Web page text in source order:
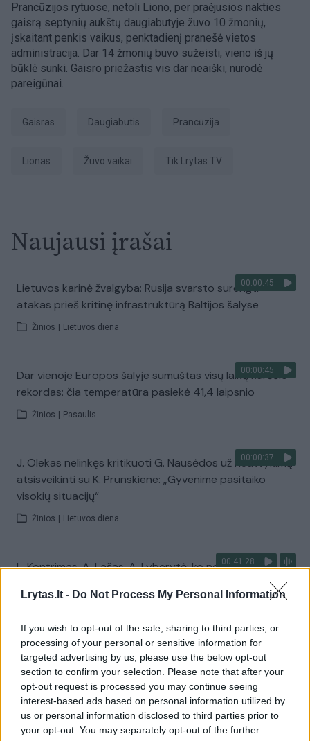
Lrytas.lt - Do Not Process My Personal Information
If you wish to opt-out of the sale, sharing to third parties, or
processing of your personal or sensitive information for
targeted advertising by us, please use the below opt-out
section to confirm your selection. Please note that after your
opt-out request is processed you may continue seeing
interest-based ads based on personal information utilized by
us or personal information disclosed to third parties prior to
your opt-out. You may separately opt-out of the further
Prancūzijos rytuose, netoli Liono, per praėjusios nakties
gaisrą septynių aukštų daugiabutyje žuvo 10 žmonių,
įskaitant penkis vaikus, penktadienį pranešė vietos
administracija. Dar 14 žmonių buvo sužeisti, vieno iš jų
būklė sunki. Gaisro priežastis vis dar neaiški, nurodė
pareigūnai.
Gaisras daugiabutis Prancūzija
Lionas žuvo vaikai tik Lrytas.TV
Naujausi įrašai
00:00:45
Lietuvos karinė žvalgyba: Rusija svarsto surengti
atakas prieš kritinę infrastruktūrą Baltijos šalyse
Žinios Lietuvos diena
00:00:45
Dar vienoje Europos šalyje sumuštas visų laikų karščio
rekordas: čia temperatūra pasiekė 41,4 laipsnio
Žinios Pasaulis
00:00:37
J. Olekas nelinkęs kritikuoti G. Nausėdos už neatvykimą
atsisveikinti su K. Prunskiene: „Gyvenime pasitaiko
visokių situacijų“
Žinios Lietuvos diena
00:41:28
L. Kontrimas, A. Lašas, A. Lyberytė: ko nesupranta
Visi įrašai
Žiūrimiausi įrašai